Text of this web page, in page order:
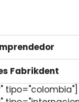
Fabrikdent
tipo="colombia"]